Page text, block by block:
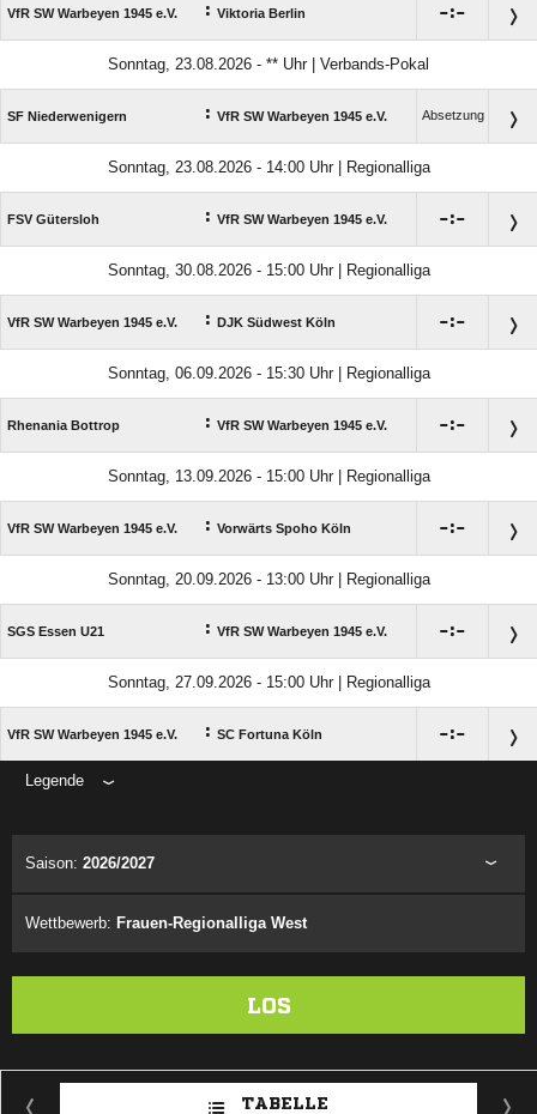
VfR SW Warbeyen 1945 e.V. : Viktoria Berlin :
Sonntag, 23.08.2026 - ** Uhr | Verbands-Pokal
SF Niederwenigern : VfR SW Warbeyen 1945 e.V. Absetzung
Sonntag, 23.08.2026 - 14:00 Uhr | Regionalliga
FSV Gütersloh : VfR SW Warbeyen 1945 e.V. :
Sonntag, 30.08.2026 - 15:00 Uhr | Regionalliga
VfR SW Warbeyen 1945 e.V. : DJK Südwest Köln :
Sonntag, 06.09.2026 - 15:30 Uhr | Regionalliga
Rhenania Bottrop : VfR SW Warbeyen 1945 e.V. :
Sonntag, 13.09.2026 - 15:00 Uhr | Regionalliga
VfR SW Warbeyen 1945 e.V. : Vorwärts Spoho Köln :
Sonntag, 20.09.2026 - 13:00 Uhr | Regionalliga
SGS Essen U21 : VfR SW Warbeyen 1945 e.V. :
Sonntag, 27.09.2026 - 15:00 Uhr | Regionalliga
VfR SW Warbeyen 1945 e.V. : SC Fortuna Köln :
Legende
Saison: 2026/2027
Wettbewerb: Frauen-Regionalliga West
LOS
TABELLE